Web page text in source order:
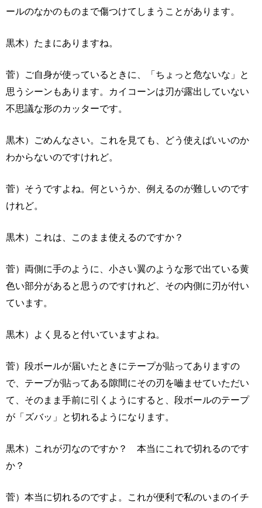
ールのなかのものまで傷つけてしまうことがあります。
黒木）たまにありますね。
菅）ご自身が使っているときに、「ちょっと危ないな」と
思うシーンもあります。カイコーンは刃が露出していない
不思議な形のカッターです。
黒木）ごめんなさい。これを見ても、どう使えばいいのか
わからないのですけれど。
菅）そうですよね。何というか、例えるのが難しいのです
けれど。
黒木）これは、このまま使えるのですか？
菅）両側に手のように、小さい翼のような形で出ている黄
色い部分があると思うのですけれど、その内側に刃が付い
ています。
黒木）よく見ると付いていますよね。
菅）段ボールが届いたときにテープが貼ってありますの
で、テープが貼ってある隙間にその刃を嚙ませていただい
て、そのまま手前に引くようにすると、段ボールのテープ
が「ズバッ」と切れるようになります。
黒木）これが刃なのですか？ 本当にこれで切れるのです
か？
菅）本当に切れるのですよ。これが便利で私のいまのイチ